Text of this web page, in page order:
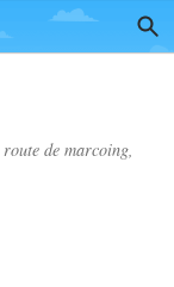
route de marcoing,